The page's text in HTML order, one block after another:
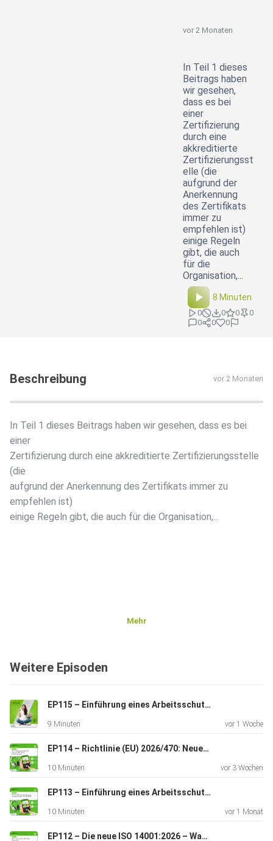
vor 2 Monaten
In Teil 1 dieses
Beitrags haben
wir gesehen,
dass es bei
einer
Zertifizierung
durch eine
akkreditierte
Zertifizierungsst
elle (die
aufgrund der
Anerkennung
des Zertifikats
immer zu
empfehlen ist)
einige Regeln
gibt, die auch
für die
Organisation,...
8 Minuten
0 0 0
0
0
0 0
Beschreibung vor 2 Monaten
In Teil 1 dieses Beitrags haben wir gesehen, dass es bei
einer
Zertifizierung durch eine akkreditierte Zertifizierungsstelle
(die
aufgrund der Anerkennung des Zertifikats immer zu
empfehlen ist)
einige Regeln gibt, die auch für die Organisation,...
Mehr
Weitere Episoden
EP115 – Einführung eines Arbeitsschutzmanagementsystems – Teil 10: Überwachung, Analyse und Bewertung
9 Minuten vor 1 Woche
EP114 – Richtlinie (EU) 2026/470: Neues zur CSRD und zum EU-Lieferkettengesetz
10 Minuten vor 3 Wochen
EP113 – Einführung eines Arbeitsschutzmanagementsystems – Teil 9: Betrieb (II)
10 Minuten vor 1 Monat
EP112 – Die neue ISO 14001:2026 – Was ist neu?